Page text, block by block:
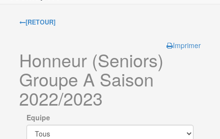
[RETOUR]
Imprimer
Honneur (Seniors)
Groupe A Saison
2022/2023
Equipe